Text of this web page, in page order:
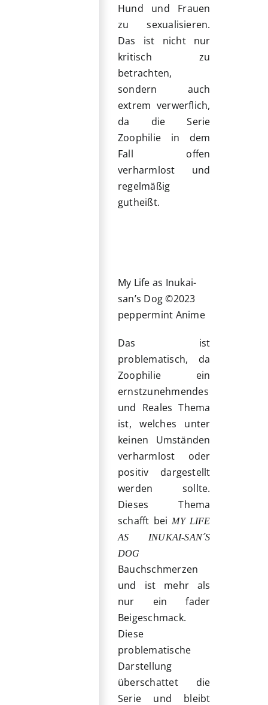
Hund und Frauen
zu sexualisieren.
Das ist nicht nur
kritisch zu
betrachten,
sondern auch
extrem verwerflich,
da die Serie
Zoophilie in dem
Fall offen
verharmlost und
regelmäßig
gutheißt.
My Life as Inukai-
san’s Dog ©2023
peppermint Anime
Das ist
problematisch, da
Zoophilie ein
ernstzunehmendes
und Reales Thema
ist, welches unter
keinen Umständen
verharmlost oder
positiv dargestellt
werden sollte.
Dieses Thema
schafft beiMY LIFE
AS INUKAI-SAN´S
DOG
Bauchschmerzen
und ist mehr als
nur ein fader
Beigeschmack.
Diese
problematische
Darstellung
überschattet die
Serie und bleibt